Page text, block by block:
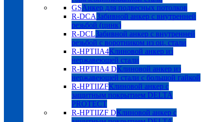
GSАнкер для подвесных потолков
R-DCAЗабивной анкер с внутренней
резьбой (цинк)
R-DCLЗабивной анкер с внутренней
резьбой с воротником из оц. стали
R-HPTIIA4Клиновой анкер из
нержавеющей стали
R-HPTIIA4 DКлиновой анкер из
нержавеющей стали с большой гайкой
R-HPTIIZFКлиновой анкер с
защитным покрытием DELTA
PROTECT
R-HPTIIZF DКлиновой анкер с